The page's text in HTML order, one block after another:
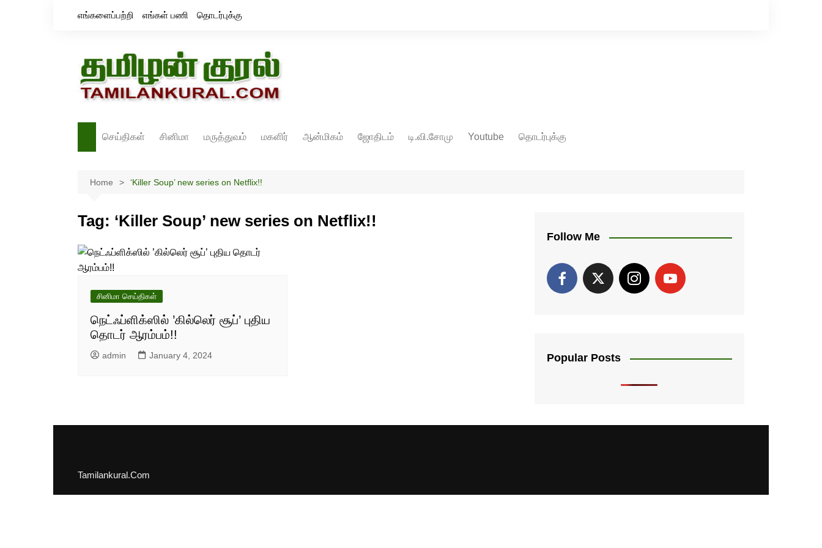
எங்களைப்பற்றி எங்கள் பணி தொடர்புக்கு
செய்திகள்
இந்தியா
சினிமா
திரைவிமர்சனம்
மருத்துவம் மகளிர் ஆன்மிகம் ஜோதிடம் டி.வி.சோமு Youtube தொடர்புக்கு
Home ‘Killer Soup’ new series on Netflix!!
Tag: ‘Killer Soup’ new series on Netflix!!
சினிமா செய்திகள்
நெட்ஃப்ளிக்ஸில் ’கில்லெர் சூப்’ புதிய
தொடர் ஆரம்பம்!!
admin January 4, 2024
Follow Me
Popular Posts
Tamilankural.Com